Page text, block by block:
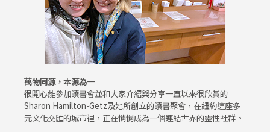
萬物同源，本源為一
很開心能參加讀書會並和大家介紹與分享一直以來很欣賞的
Sharon Hamilton-Getz及她所創立的讀書聚會，在紐約這座多
元文化交匯的城市裡，正在悄悄成為一個連結世界的靈性社群。